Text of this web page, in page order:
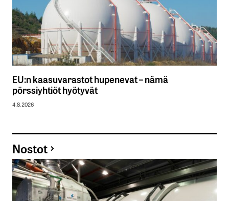
EU:n kaasuvarastot hupenevat – nämä
pörssiyhtiöt hyötyvät
4.8.2026
Nostot